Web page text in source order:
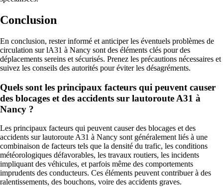
Conclusion
En conclusion, rester informé et anticiper les éventuels problèmes de
circulation sur lA31 à Nancy sont des éléments clés pour des
déplacements sereins et sécurisés. Prenez les précautions nécessaires et
suivez les conseils des autorités pour éviter les désagréments.
Quels sont les principaux facteurs qui peuvent causer
des blocages et des accidents sur lautoroute A31 à
Nancy ?
Les principaux facteurs qui peuvent causer des blocages et des
accidents sur lautoroute A31 à Nancy sont généralement liés à une
combinaison de facteurs tels que la densité du trafic, les conditions
météorologiques défavorables, les travaux routiers, les incidents
impliquant des véhicules, et parfois même des comportements
imprudents des conducteurs. Ces éléments peuvent contribuer à des
ralentissements, des bouchons, voire des accidents graves.